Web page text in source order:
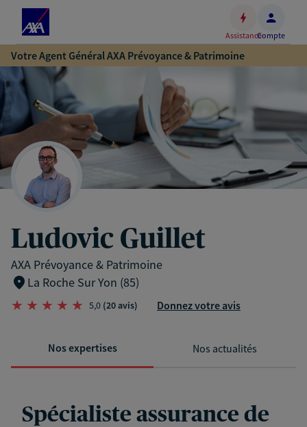
Accéder
au
principal
Accéder
au
pied
AssistanceCompte
Votre Agent Général AXA Prévoyance & Patrimoine
Ludovic Guillet
AXA Prévoyance & Patrimoine
La Roche Sur Yon (85)
5,0 (20 avis) Donnez votre avis
Nos expertises Nos actualités
Spécialiste assurance de